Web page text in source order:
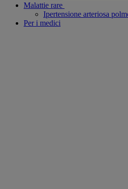
Malattie rare
Ipertensione arteriosa
Per i medici